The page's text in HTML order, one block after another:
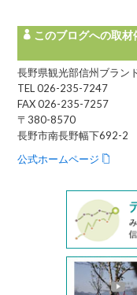
このブログへの取
長野県観光部信州ブラン
TEL 026-235-7247
FAX 026-235-7257
〒380-8570
長野市南長野幅下692-2
公式ホームページ